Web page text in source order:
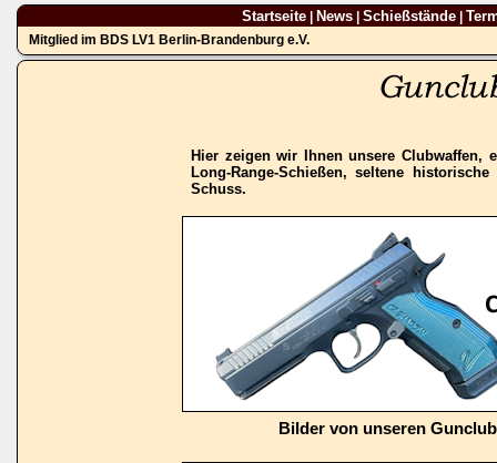
Startseite| News| Schießstände|
Mitglied im BDS LV1 Berlin-Brandenburg e.V.
Hier zeigen wir Ihnen unsere Clubwaffen,
Long-Range-Schießen, seltene
Schuss.
Bilder von unseren